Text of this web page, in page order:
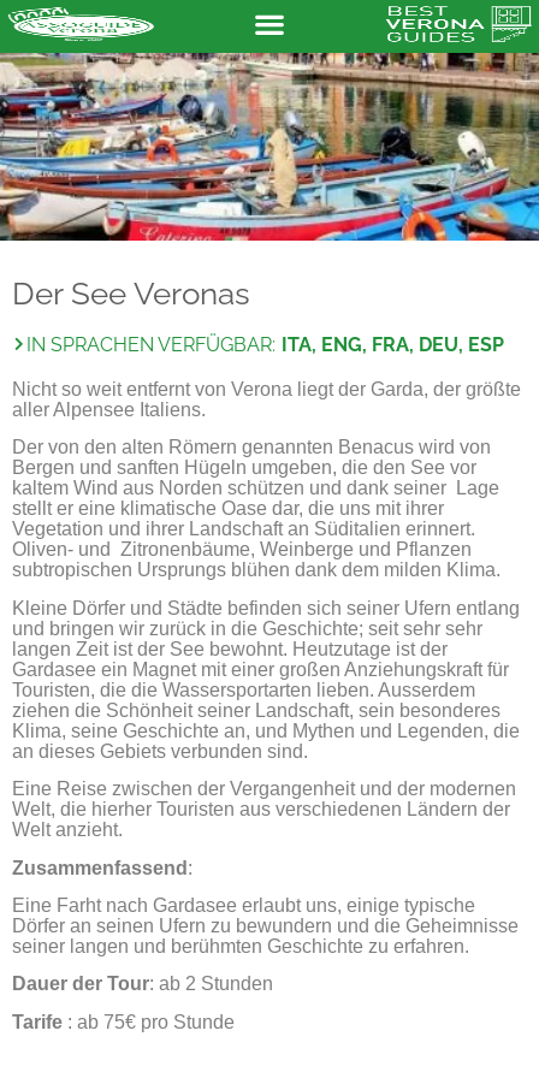
Der See Veronas
IN SPRACHEN VERFÜGBAR: ITA, ENG, FRA, DEU, ESP
Nicht so weit entfernt von Verona liegt der Garda, der größte
aller Alpensee Italiens.
Der von den alten Römern genannten Benacus wird von
Bergen und sanften Hügeln umgeben, die den See vor
kaltem Wind aus Norden schützen und dank seiner Lage
stellt er eine klimatische Oase dar, die uns mit ihrer
Vegetation und ihrer Landschaft an Süditalien erinnert.
Oliven- und Zitronenbäume, Weinberge und Pflanzen
subtropischen Ursprungs bl ühen dank dem milden Klima.
Kleine Dörfer und Städte befinden sich seiner Ufern entlang
und bringen wir zurück in die Geschichte; seit sehr sehr
langen Zeit ist der See bewohnt. Heutzutage ist der
Gardasee ein Magnet mit einer großen Anziehungskraft für
Touristen, die die Wassersportarten lieben. Ausserdem
ziehen die Schönheit seiner Landschaft, sein besonderes
Klima, seine Geschichte an, und Mythen und Legenden, die
an dieses Gebiets verbunden sind.
Eine Reise zwischen der Vergangenheit und der modernen
Welt, die hierher Touristen aus verschiedenen Ländern der
Welt anzieht.
Zusammenfassend :
Eine Farht nach Gardasee erlaubt uns, einige typische
Dörfer an seinen Ufern zu bewundern und die Geheimnisse
seiner langen und berühmten Geschichte zu erfahren.
Dauer der Tour: ab 2 Stunden
Tarife : ab 75€ pro Stunde